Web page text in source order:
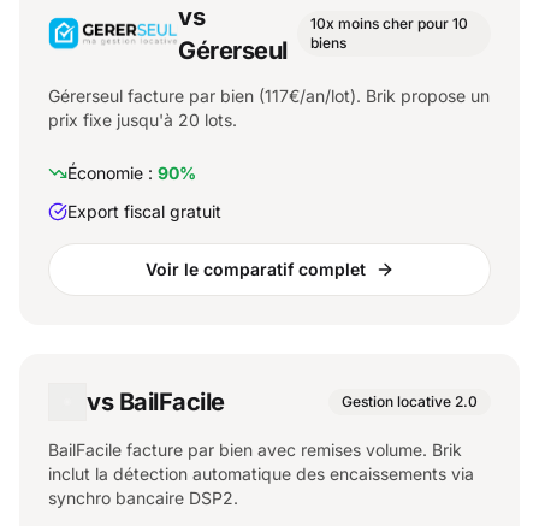
vs
Gérerseul
10x moins cher pour 10
biens
Gérerseul facture par bien (117€/an/lot). Brik propose un
prix fixe jusqu'à 20 lots.
Économie : 90%
Export fiscal gratuit
Voir le comparatif complet
vs BailFacile Gestion locative 2.0
BailFacile facture par bien avec remises volume. Brik
inclut la détection automatique des encaissements via
synchro bancaire DSP2.